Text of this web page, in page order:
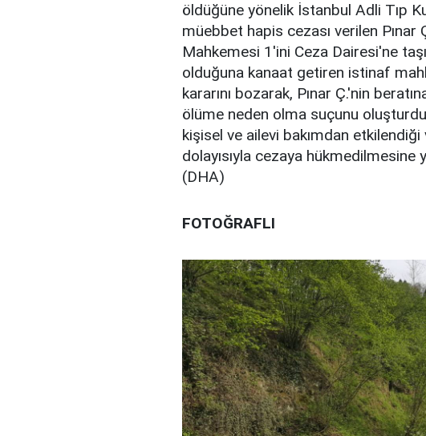
öldüğüne yönelik İstanbul Adli Tıp
müebbet hapis cezası verilen Pınar
Mahkemesi 1'ini Ceza Dairesi'ne
olduğuna kanaat getiren istinaf
kararını bozarak, Pınar Ç.'nin
ölüme neden olma suçunu
kişisel ve ailevi bakımdan
dolayısıyla cezaya hükmedilmesine
(DHA)
FOTOĞRAFLI